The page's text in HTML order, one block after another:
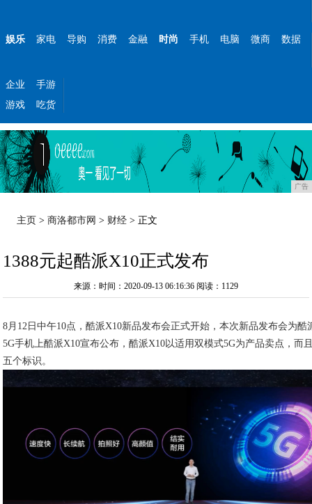
娱乐 家电 导购 消费 金融 时尚 手机 电脑 微商 数据
企业
手游
游戏
吃货
广告
主页 >商洛都市网 > 财经 > 正文
1388元起酷派X10正式发布
来源：时间：2020-09-13 06:16:36 阅读：1129
8月12日中午10点，酷派X10新品发布会正式开始，本次新品发布会为
5G手机上酷派X10宣布公布，酷派X10以适用双模式5G为产品卖点，
五个标识。